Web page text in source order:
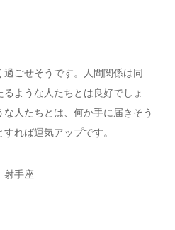
ごせそうです。人間関係は同
ような人たちとは良好でしょ
人たちとは、何か手に届きそう
れば運気アップです。
射手座